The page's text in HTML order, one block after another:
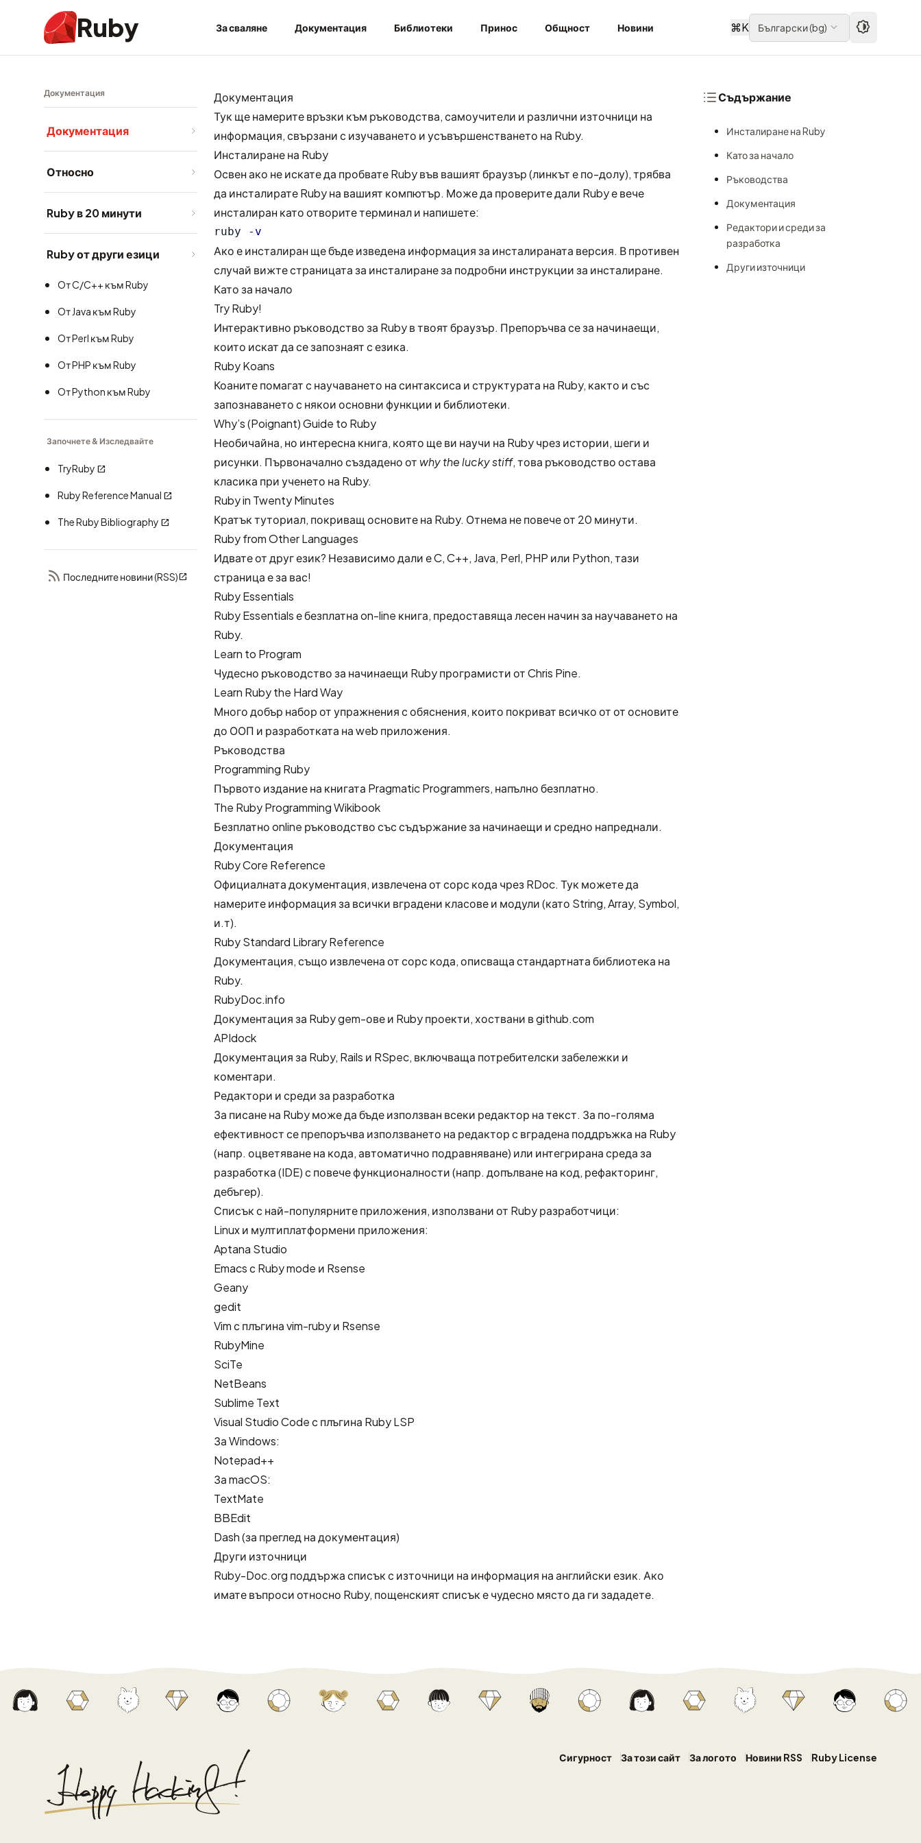
Ruby За сваляне Документация Библиотеки Принос Общност Новини ⌘K Български(bg)
Документация
Документация
Относно
Ruby в 20 минути
Ruby от други езици
Oт C/C++ към Ruby
Oт Java към Ruby
Oт Perl към Ruby
Oт PHP към Ruby
Oт Python към Ruby
Започнете & Изследвайте
TryRuby
Ruby Reference Manual
The Ruby Bibliography
Последните новини (RSS)
Документация
Тук ще намерите връзки към ръководства, самоучители и различни източници на
информация, свързани с изучаването и усъвършенстването на Ruby.
Инсталиране на Ruby
Освен ако не искате да пробвате Ruby във вашият браузър (линкът е по-долу), трябва
да инсталирате Ruby на вашият компютър. Може да проверите дали Ruby е вече
инсталиран като отворите терминал и напишете:
ruby -v
Ако е инсталиран ще бъде изведена информация за инсталираната версия. В противен
случай вижтестраницата за инсталиранеза подробни инструкции за инсталиране.
Като за начало
Try Ruby!
Интерактивно ръководство за Ruby в твоят браузър. Препоръчва се за начинаещи,
които искат да се запознаят с езика.
Ruby Koans
Коаните помагат с научаването на синтаксиса и структурата на Ruby, както и със
запознаването с някои основни функции и библиотеки.
Why’s (Poignant) Guide to Ruby
Необичайна, но интересна книга, която ще ви научи на Ruby чрез истории, шеги и
рисунки. Първоначално създадено отwhy the lucky stiff, това ръководство остава
класика при ученето на Ruby.
Ruby in Twenty Minutes
Кратък туториал, покриващ основите на Ruby. Отнема не повече от 20 минути.
Ruby from Other Languages
Идвате от друг език? Независимо дали е C, C++, Java, Perl, PHP или Python, тази
страница е за вас!
Ruby Essentials
Ruby Essentials е безплатна on-line книга, предоставяща лесен начин за научаването на
Ruby.
Learn to Program
Чудесно ръководство за начинаещи Ruby програмисти от Chris Pine.
Learn Ruby the Hard Way
Много добър набор от упражнения с обяснения, които покриват всичко от от основите
до ООП и разработката на web приложения.
Ръководства
Programming Ruby
Първото издание на книгата Pragmatic Programmers, напълно безплатно.
The Ruby Programming Wikibook
Безплатно online ръководство със съдържание за начинаещи и средно напреднали.
Документация
Ruby Core Reference
Официалната документация, извлечена от сорс кода чрезRDoc. Тук можете да
намерите информация за всички вградени класове и модули (като String, Array, Symbol,
и.т).
Ruby Standard Library Reference
Документация, също извлечена от сорс кода, описваща стандартната библиотека на
Ruby.
RubyDoc.info
Документация за Ruby gem-ове и Ruby проекти, хоствани в github.com
APIdock
Документация за Ruby, Rails и RSpec, включваща потребителски забележки и
коментари.
Редактори и среди за разработка
За писане на Ruby може да бъде използван всеки редактор на текст. За по-голяма
ефективност се препоръчва използването на редактор с вградена поддръжка на Ruby
(напр. оцветяване на кода, автоматично подравняване) или интегрирана среда за
разработка (IDE) с повече функционалности (напр. допълване на код, рефакторинг,
дебъгер).
Списък с най-популярните приложения, използвани от Ruby разработчици:
Linux и мултиплатформени приложения:
Aptana Studio
Emacsс Ruby mode и Rsense
Geany
gedit
Vimс плъгинаvim-rubyи Rsense
RubyMine
SciTe
NetBeans
Sublime Text
Visual Studio Codeс плъгина Ruby LSP
За Windows:
Notepad++
За macOS:
TextMate
BBEdit
Dash(за преглед на документация)
Други източници
Ruby-Doc.org поддържа списък с източници на информация на английски език. Ако
имате въпроси относно Ruby, пощенският списъке чудесно място да ги зададете.
Съдържание
Инсталиране на Ruby
Като за начало
Ръководства
Документация
Редактори и среди за
разработка
Други източници
Сигурност За този сайт За логото Новини RSS Ruby License